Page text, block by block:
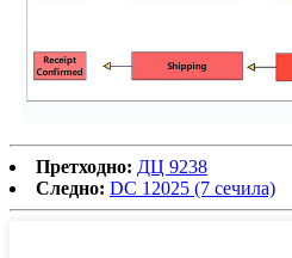
Претходно: ДЦ 9238
Следно: DC 12025 (7 сечила)